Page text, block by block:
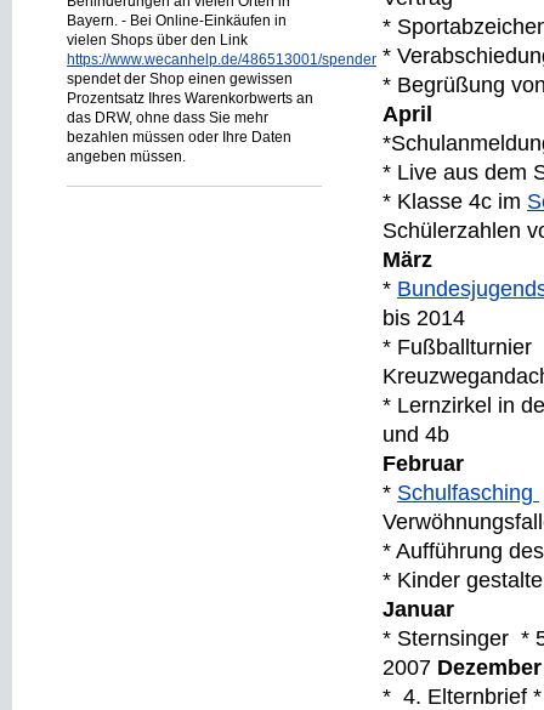
Bayern. - Bei Online-Einkäufen in
vielen Shops über den Link
https://www.wecanhelp.de/486513001/spendenprojekt
spendet der Shop einen gewissen
Prozentsatz Ihres Warenkorbwerts an
das DRW, ohne dass Sie mehr
bezahlen müssen oder Ihre Daten
angeben müssen.
*
*
* Begrüßung
April
* Live aus dem
* Klasse 4c im
Schülerzahlen
März
*
bis 2014
* Fußballturnier
* Lernzirkel in
und 4b
Februar
* Schulfasching
* Aufführung
* Kinder
Januar
* Sternsinger *
2007
* 4. Elternbrief